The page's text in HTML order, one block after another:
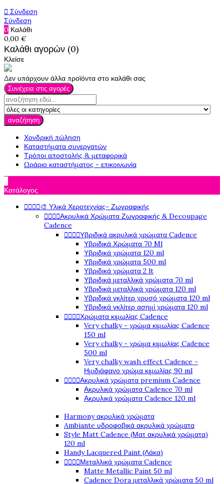
 Σύνδεση
Σύνδεση
0 Καλάθι
0,00 €
Καλάθι αγορών (0)
Κλείσε
Δεν υπάρχουν άλλα προϊόντα στο καλάθι σας
Συνέχεια στις αγορές
αναζήτηση
Χονδρική πώληση
Καταστήματα συνεργατών
Τρόποι αποστολής & μεταφορικά
Ωράριο καταστήματος - επικοινωνία
Κατάλογος
🎨 Υλικά Χεροτεχνίας- Ζωγραφικής
Ακρυλικά Χρώματα Ζωγραφικής & Decoupage
Cadence
Υβριδικά ακρυλικά χρώματα Cadence
Υβριδικά Χρώματα 70 Ml
Υβριδικά χρώματα 120 ml
Υβριδικά χρώματα 500 ml
Υβριδικά χρώματα 2 lt
Υβριδικά μεταλλικά χρώματα 70 ml
Υβριδικά μεταλλικά χρώματα 120 ml
Υβριδικά γκλίτερ χρυσό χρώματα 120 ml
Υβριδικά γκλίτερ ασημί χρώματα 120 ml
Χρώματα κιμωλίας Cadence
Very chalky - χρώμα κιμωλίας Cadence
150 ml
Very chalky - χρώμα κιμωλίας Cadence
500 ml
Very chalky wash effect Cadence -
Ημιδιάφανο χρώμα κιμωλίας 90 ml
Ακρυλικά χρώματα premium Cadence
Ακρυλικά χρώματα Cadence 70 ml
Ακρυλικά χρώματα Cadence 120 ml
Harmony ακρυλικά χρώματα
Ambiante υδροφοβικά ακρυλικά χρώματα
Style Matt Cadence (Ματ ακρυλικά χρώματα)
120 ml
Handy Lacquered Paint (Λάκα)
Μεταλλικά χρώματα Cadence
Matte Metallic Paint 50 ml
Cadence Dora μεταλλικά χρώματα 50 ml